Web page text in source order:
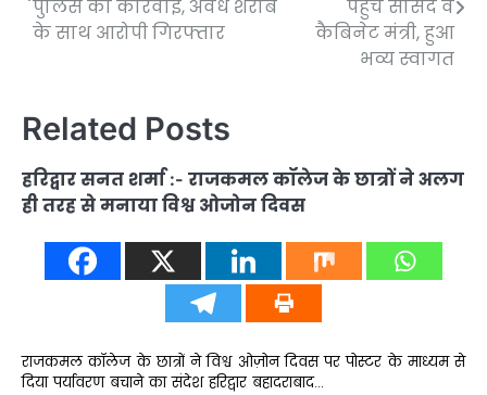
पुलिस की कार्रवाई, अवैध शराब
के साथ आरोपी गिरफ्तार
पहुंचे सांसद व
कैबिनेट मंत्री, हुआ
भव्य स्वागत
Related Posts
हरिद्वार सनत शर्मा :- राजकमल कॉलेज के छात्रों ने अलग
ही तरह से मनाया विश्व ओजोन दिवस
राजकमल कॉलेज के छात्रों ने विश्व ओज़ोन दिवस पर पोस्टर के माध्यम से
दिया पर्यावरण बचाने का संदेश हरिद्वार बहादराबाद…